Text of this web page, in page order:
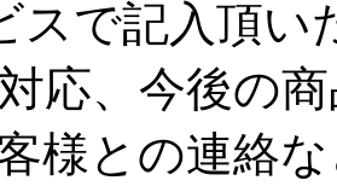
スで記入頂い
応、今後の
様との連絡